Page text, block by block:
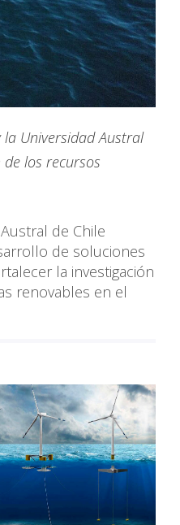
Universidad Austral
los recursos
de Chile
de soluciones
la investigación
renovables en el